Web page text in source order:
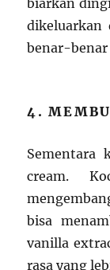
biarkan
dikeluarkan
benar-
4.
Sementara
cream.
bisa
vanilla
rasa yang